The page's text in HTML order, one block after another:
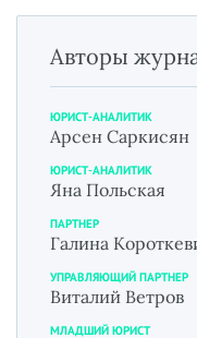
Авторы
ЮРИСТ-АНАЛИТИК
Арсен Саркисян
ЮРИСТ-АНАЛИТИК
Яна Польская
ПАРТНЕР
Галина
УПРАВЛЯЮЩИЙ ПАРТНЕР
Виталий Ветров
МЛАДШИЙ ЮРИСТ